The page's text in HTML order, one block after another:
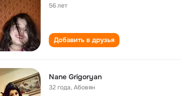
56 лет
Добавить в друзья
Nane Grigoryan
32 года,Абовян